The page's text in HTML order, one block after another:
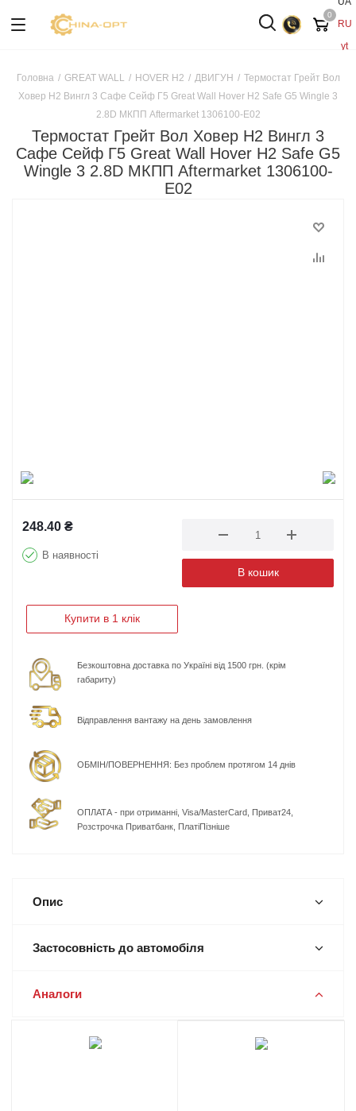
RU
yt
0
Головна / GREAT WALL / HOVER H2 / ДВИГУН / Термостат Грейт Вол
Ховер H2 Вингл 3 Сафе Сейф Г5 Great Wall Hover H2 Safe G5 Wingle 3
2.8D МКПП Aftermarket 1306100-E02
Термостат Грейт Вол Ховер H2 Вингл 3
Сафе Сейф Г5 Great Wall Hover H2 Safe G5
Wingle 3 2.8D МКПП Aftermarket 1306100-
E02
248.40 ₴
В наявності
В кошик
Купити в 1 клік
Безкоштовна доставка по Україні від 1500 грн. (крім
габариту)
Відправлення вантажу на день замовлення
ОБМІН/ПОВЕРНЕННЯ: Без проблем протягом 14 днів
ОПЛАТА - при отриманні, Visa/MasterCard, Приват24,
Розстрочка Приватбанк, ПлатіПізніше
Опис
Застосовність до автомобіля
Аналоги